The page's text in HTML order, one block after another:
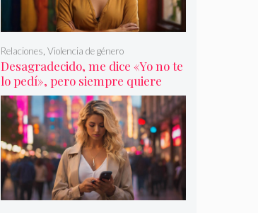
Desagradecido, me dice «Yo no te
lo pedí», pero siempre quiere
más
Relaciones Violencia de género